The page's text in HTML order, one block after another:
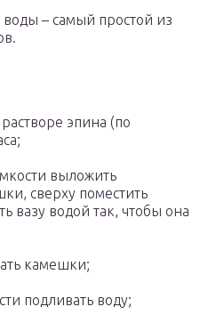
– самый простой из
эпина (по
выложить
сверху поместить
вазу водой так, чтобы она
камешки;
подливать воду;